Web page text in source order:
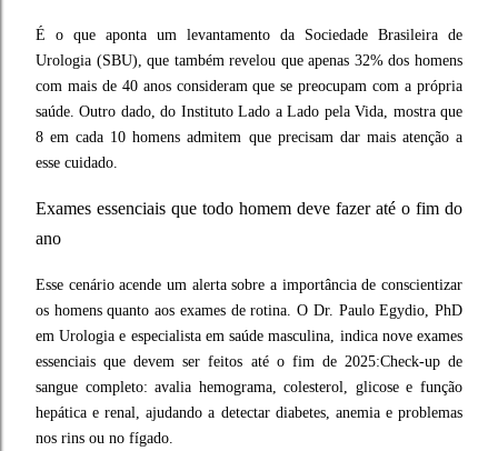
É o que aponta um levantamento da Sociedade Brasileira de
Urologia (SBU), que também revelou que apenas 32% dos homens
com mais de 40 anos consideram que se preocupam com a própria
saúde. Outro dado, do Instituto Lado a Lado pela Vida, mostra que
8 em cada 10 homens admitem que precisam dar mais atenção a
esse cuidado.
Exames essenciais que todo homem deve fazer até o fim do
ano
Esse cenário acende um alerta sobre a importância de conscientizar
os homens quanto aos exames de rotina. O Dr. Paulo Egydio, PhD
em Urologia e especialista em saúde masculina, indica nove exames
essenciais que devem ser feitos até o fim de 2025:Check-up de
sangue completo: avalia hemograma, colesterol, glicose e função
hepática e renal, ajudando a detectar diabetes, anemia e problemas
nos rins ou no fígado.